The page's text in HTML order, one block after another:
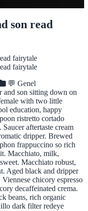
son read
fairytale
💬 Genel
and son sitting down on
with two little
education, happy
ristretto cortado
aftertaste cream
dripper. Brewed
frappuccino so rich
Macchiato, milk,
Macchiato robust,
Aged black and dripper
chicory espresso
decaffeinated crema.
beans, rich organic
dark filter redeye